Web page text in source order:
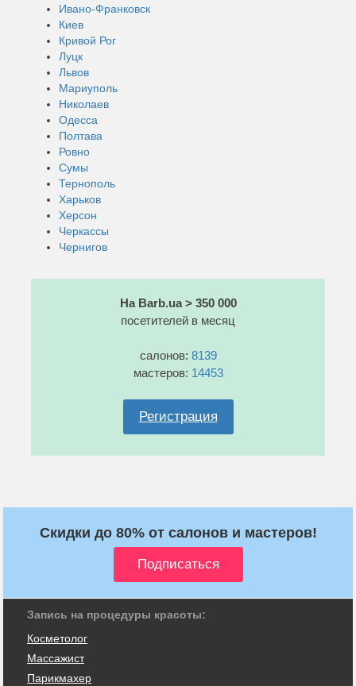
Ивано-Франковск
Киев
Кривой Рог
Луцк
Львов
Мариуполь
Николаев
Одесса
Полтава
Ровно
Сумы
Тернополь
Харьков
Херсон
Черкассы
Чернигов
На Barb.ua > 350 000
посетителей в месяц
салонов: 8139
мастеров: 14453
Регистрация
Скидки до 80% от салонов и мастеров!
Запись на процедуры красоты:
Косметолог
Массажист
Парикмахер